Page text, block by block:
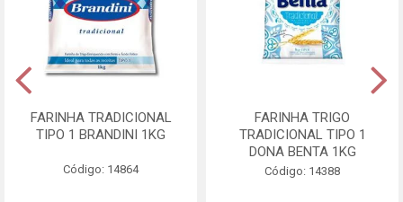
FARINHA TRADICIONAL
TIPO 1 BRANDINI 1KG
Código: 14864
FARINHA TRIGO
TRADICIONAL TIPO 1
DONA BENTA 1KG
Código: 14388